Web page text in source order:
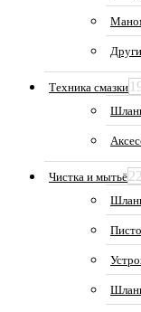
Техника смазки
Чистка и мытьё